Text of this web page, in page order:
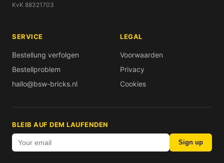
KvK 88321703
SERVICE
Bestellung verfolgen
Bestellproblem
hallo@bsw-bricks.nl
LEGAL
Voorwaarden
Privacy
Cookies
BLEIB AUF DEM LAUFENDEN
Sign up